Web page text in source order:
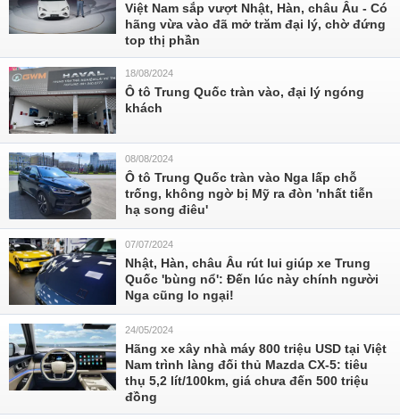
Việt Nam sắp vượt Nhật, Hàn, châu Âu - Có
hãng vừa vào đã mở trăm đại lý, chờ đứng
top thị phần
18/08/2024
Ô tô Trung Quốc tràn vào, đại lý ngóng
khách
08/08/2024
Ô tô Trung Quốc tràn vào Nga lấp chỗ
trống, không ngờ bị Mỹ ra đòn 'nhất tiễn
hạ song điêu'
07/07/2024
Nhật, Hàn, châu Âu rút lui giúp xe Trung
Quốc 'bùng nổ': Đến lúc này chính người
Nga cũng lo ngại!
24/05/2024
Hãng xe xây nhà máy 800 triệu USD tại Việt
Nam trình làng đối thủ Mazda CX-5: tiêu
thụ 5,2 lít/100km, giá chưa đến 500 triệu
đồng